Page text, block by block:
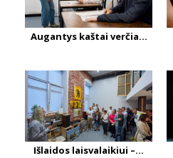
Augantys kaštai verčia...
Išlaidos laisvalaikiui –...